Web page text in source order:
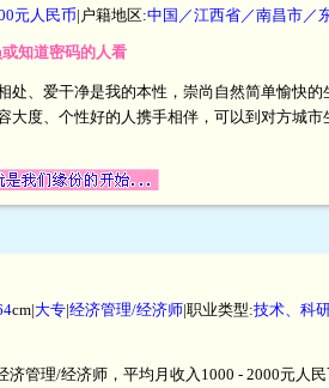
元人民币|户籍地区:中国／江西省／南昌市／
知道密码的人看
、爱干净是我的本性，崇尚自然简单愉快
度、个性好的人携手相伴，可以到对方城
cm|大专|经济管理/经济师|职业类型:技术、科
管理/经济师，平均月收入1000 - 2000元人